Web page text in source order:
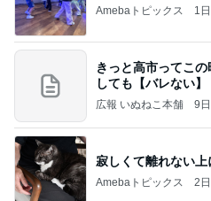
Amebaトピックス 1
きっと高市ってこ
しても【バレない
だろ
広報 いぬねこ本舗 9
寂しくて離れない
Amebaトピックス 2